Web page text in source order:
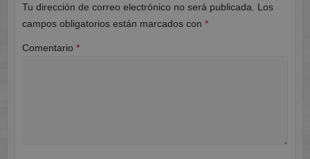
Tu dirección de correo electrónico no será publicada.
Los
campos obligatorios están marcados con *
Comentario *